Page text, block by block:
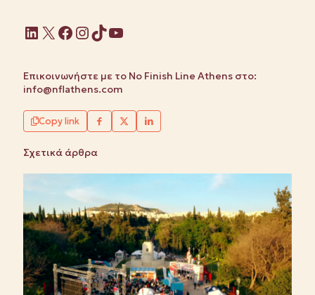
Linkedin
X Facebook
Instagram
TikTok
YouTube
Επικοινωνήστε με το No Finish Line Athens στο:
info@nflathens.com
Copy link
Σχετικά άρθρα